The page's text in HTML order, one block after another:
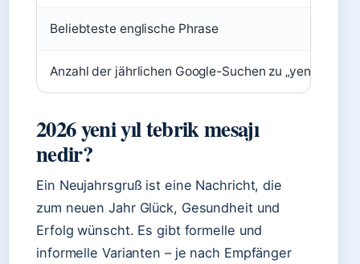
Beliebteste englische Phrase
Anzahl der jährlichen Google-Suchen zu „yeni yıl
2026 yeni yıl tebrik mesajı
nedir?
Ein Neujahrsgruß ist eine Nachricht, die
zum neuen Jahr Glück, Gesundheit und
Erfolg wünscht. Es gibt formelle und
informelle Varianten – je nach Empfänger